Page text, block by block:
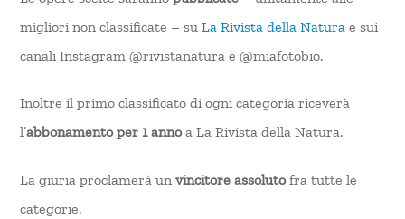
migliori non classificate – suLa Rivista della Natura e sui
canali Instagram @rivistanatura e @miafotobio.
Inoltre il primo classificato di ogni categoria riceverà
l’abbonamento per 1 annoa La Rivista della Natura.
La giuria proclamerà unvincitore assolutofra tutte le
categorie.